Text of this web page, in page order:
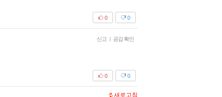
0
0
신고 | 공감 확인
0
0
새로고침